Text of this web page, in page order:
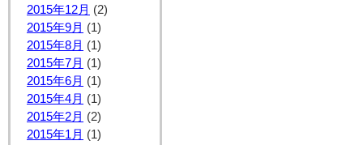
2015年12月 (2)
2015年9月 (1)
2015年8月 (1)
2015年7月 (1)
2015年6月 (1)
2015年4月 (1)
2015年2月 (2)
2015年1月 (1)